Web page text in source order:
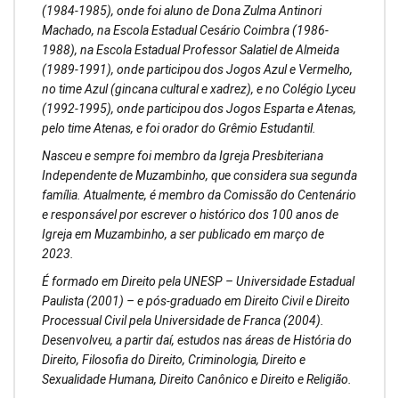
(1984-1985), onde foi aluno de Dona Zulma Antinori
Machado, na Escola Estadual Cesário Coimbra (1986-
1988), na Escola Estadual Professor Salatiel de Almeida
(1989-1991), onde participou dos Jogos Azul e Vermelho,
no time Azul (gincana cultural e xadrez), e no Colégio Lyceu
(1992-1995), onde participou dos Jogos Esparta e Atenas,
pelo time Atenas, e foi orador do Grêmio Estudantil.
Nasceu e sempre foi membro da Igreja Presbiteriana
Independente de Muzambinho, que considera sua segunda
família. Atualmente, é membro da Comissão do Centenário
e responsável por escrever o histórico dos 100 anos de
Igreja em Muzambinho, a ser publicado em março de
2023.
É formado em Direito pela UNESP – Universidade Estadual
Paulista (2001) – e pós-graduado em Direito Civil e Direito
Processual Civil pela Universidade de Franca (2004).
Desenvolveu, a partir daí, estudos nas áreas de História do
Direito, Filosofia do Direito, Criminologia, Direito e
Sexualidade Humana, Direito Canônico e Direito e Religião.